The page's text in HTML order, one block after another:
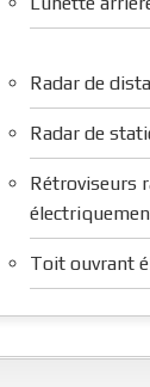
Radar de
Radar de
Rétroviseurs
Toit ouvrant